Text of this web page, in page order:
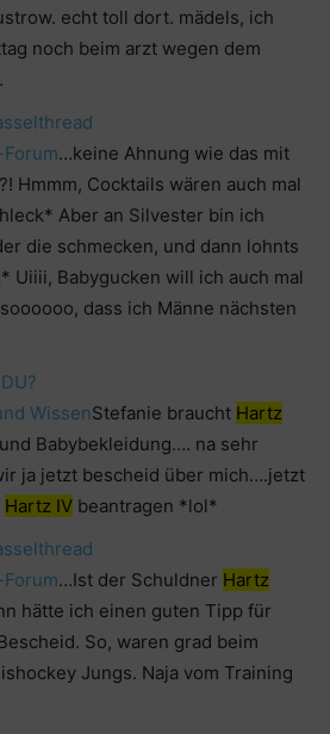
echt toll dort. mädels, ich
noch beim arzt wegen dem
…keine Ahnung wie das mit
Hmmm, Cocktails wären auch mal
Aber an Silvester bin ich
die schmecken, und dann lohnts
Uiiii, Babygucken will ich auch mal
dass ich Männe nächsten
WissenStefanie braucht Hartz
Babybekleidung…. na sehr
ja jetzt bescheid über mich….jetzt
Hartz IV beantragen *lol*
…Ist der Schuldner Hartz
hätte ich einen guten Tipp für
So, waren grad beim
Jungs. Naja vom Training